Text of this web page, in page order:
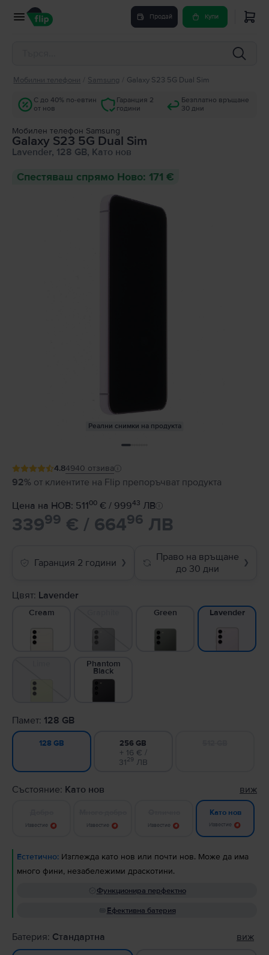
Продай Купи
Мобилни телефони Samsung Galaxy S23 5G Dual Sim
С до 40% по-евтин
от нов
Гаранция 2
години
Безплатно връщане
30 дни
Мобилен телефон Samsung
Galaxy S23 5G Dual Sim
Lavender, 128 GB, Като нов
Спестяваш спрямо Ново: 171 €
Реални снимки на продукта
4.84940 отзива
92% от клиентите на Flip препоръчват продукта
Цена на НОВ: 51100 € / 99943 ЛВ
33999 € / 66496 ЛВ
Гаранция 2 години ❯
Право на връщане
до 30 дни
❯
Цвят: Lavender
Cream Green Lavender
Phantom
Black
Памет: 128 GB
128 GB 256 GB
+ 16 € /
3129ЛВ
Състояние: Като нов виж
Известие Известие Известие
Като нов
Известие
Естетично: Изглежда като нов или почти нов. Може да има
много фини, незабележими драскотини.
Функционира перфектно
Ефективна батерия
Батерия: Стандартна виж